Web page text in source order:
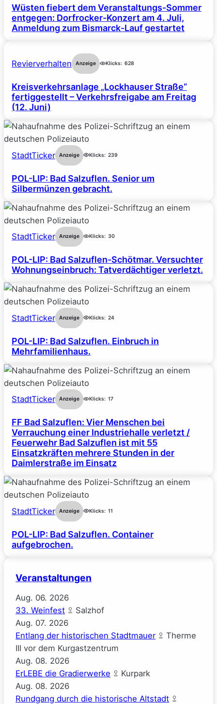
Wüsten fiebert dem Veranstaltungs-Sommer
entgegen: Dorfrocker-Konzert am 4. Juli,
Anmeldung zum Bismarck-Lauf gestartet
Revierverhalten Anzeige Klicks: 628
Kreisverkehrsanlage „Lockhauser Straße“
fertiggestellt – Verkehrsfreigabe am Freitag
(12. Juni)
StadtTicker Anzeige Klicks: 239
POL-LIP: Bad Salzuflen. Senior um
Silbermünzen gebracht.
StadtTicker Anzeige Klicks: 30
POL-LIP: Bad Salzuflen-Schötmar. Versuchter
Wohnungseinbruch: Tatverdächtiger verletzt.
StadtTicker Anzeige Klicks: 24
POL-LIP: Bad Salzuflen. Einbruch in
Mehrfamilienhaus.
StadtTicker Anzeige Klicks: 17
FF Bad Salzuflen: Vier Menschen bei
Verrauchung einer Industriehalle verletzt /
Feuerwehr Bad Salzuflen ist mit 55
Einsatzkräften mehrere Stunden in der
Daimlerstraße im Einsatz
StadtTicker Anzeige Klicks: 11
POL-LIP: Bad Salzuflen. Container
aufgebrochen.
Veranstaltungen
Aug. 06. 2026
33. Weinfest
Salzhof
Aug. 07. 2026
Entlang der historischen Stadtmauer
Therme
III vor dem Kurgastzentrum
Aug. 08. 2026
ErLEBE die Gradierwerke
Kurpark
Aug. 08. 2026
Rundgang durch die historische Altstadt